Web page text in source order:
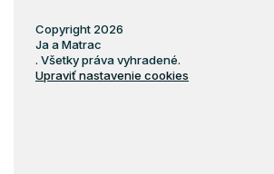
Copyright 2026
Ja a Matrac
. Všetky práva vyhradené.
Upraviť nastavenie cookies